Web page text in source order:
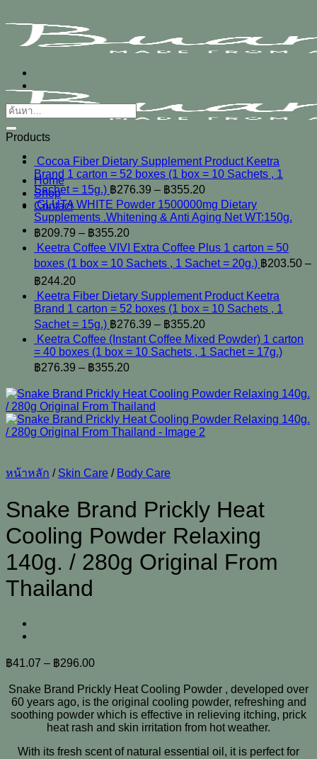
Home
Shop
Contact
ค้นหา:
Products
Cocoa Fiber Dietary Supplement Product Keetra
Brand 1 carton = 52 boxes (1 box = 10 Sachets , 1
Sachet = 15g.) ฿276.39 – ฿355.20
GLUTA WHITE Powder 1500000mg Dietary
Supplements .Whitening & Anti Aging Net WT:150g.
฿209.79 – ฿355.20
Keetra Coffee VIVI Extra Coffee Plus 1 carton = 50
boxes (1 box = 10 Sachets , 1 Sachet = 20g.) ฿203.50 –
฿244.20
Keetra Fiber Dietary Supplement Product Keetra
Brand 1 carton = 52 boxes (1 box = 10 Sachets , 1
Sachet = 15g.) ฿276.39 – ฿355.20
Keetra Coffee (Instant Coffee Mixed Powder) 1 carton
= 40 boxes (1 box = 10 Sachets , 1 Sachet = 17g.)
฿276.39 – ฿355.20
หน้าหลัก / Skin Care / Body Care
Snake Brand Prickly Heat
Cooling Powder Relaxing
140g. / 280g Original From
Thailand
฿41.07 – ฿296.00
Snake Brand Prickly Heat Cooling Powder , developed over
60 years ago, is the original cooling powder, refreshing and
soothing powder which is effective in relieving itching, prick
heat rash and skin irritation from hot weather.
With its fresh scent of natural essential oil, it is perfect for